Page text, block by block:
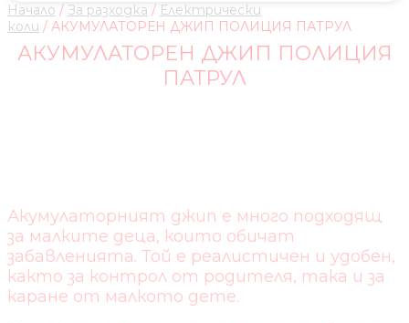
Начало / За разходка / Електрически
коли / АКУМУЛАТОРЕН ДЖИП ПОЛИЦИЯ ПАТРУЛ
АКУМУЛАТОРЕН ДЖИП ПОЛИЦИЯ
ПАТРУЛ
Акумулаторният джип е много подходящ
за малките деца, които обичат
забавленията. Той е реалистичен и удобен,
както за контрол от родителя, така и за
каране от малкото дете.